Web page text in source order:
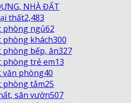
NHÀ ĐẤT
thất2,483
phòng ngủ62
phòng khách300
phòng bếp, ăn327
phòng trẻ em13
văn phòng40
phòng tắm25
sân vườn507